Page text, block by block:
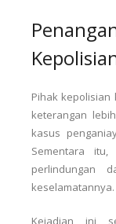
Pihak kepolisian
keterangan
kasus
Sementara
perlindungan
keselamatannya.
Kejadian ini